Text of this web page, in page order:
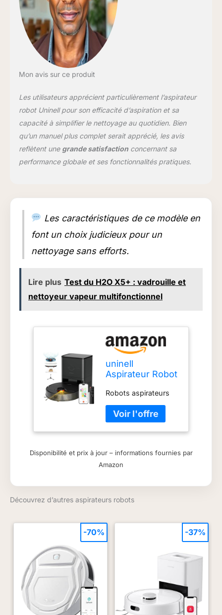
Mon avis sur ce produit
Les utilisateurs apprécient particulièrement l’aspirateur
robot Uninell pour son efficacité d’aspiration et sa
capacité à simplifier le nettoyage au quotidien. Bien
qu’un manuel plus complet serait apprécié, les avis
reflètent une grande satisfactionconcernant sa
performance globale et ses fonctionnalités pratiques.
Les caractéristiques de ce modèle en
font un choix judicieux pour un
nettoyage sans efforts.
Lire plus Test du H2O X5+ : vadrouille et
nettoyeur vapeur multifonctionnel
uninell
Aspirateur Robot
5000Pa
Robots aspirateurs
Disponibilité et prix à jour – informations fournies par
Amazon
Découvrez d’autres aspirateurs robots
-70% -37%